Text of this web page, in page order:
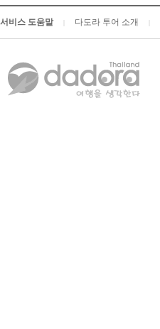
서비스 도움말 다도라 투어 소개